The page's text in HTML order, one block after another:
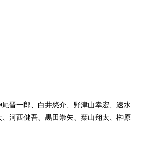
晋一郎、白井悠介、野津山幸宏、速水
河西健吾、黒田崇矢、葉山翔太、榊原